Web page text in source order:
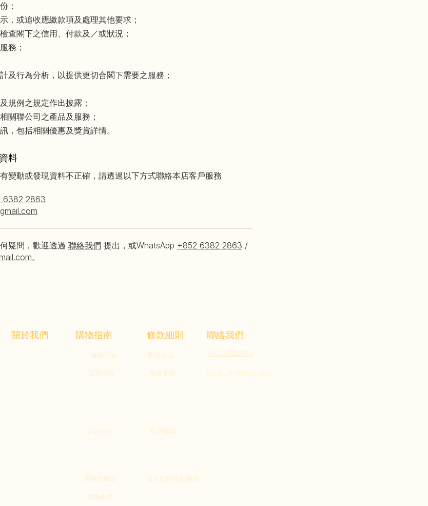
；
，或追收應繳款項及處理其他要求；
查閣下之信用、付款及／或狀況；
務；
及行為分析，以提供更切合閣下需要之服務；
規例之規定作出披露；
關聯公司之產品及服務；
，包括相關優惠及獎賞詳情。
料
變動或發現資料不正確，請透過以下方式聯絡本店客戶服務
6382 2863
疑問，歡迎透過 聯絡我們 提出，或WhatsApp +852 6382 2863 /
。
關於我們 購物指南 條款細則
購物須知
送貨須知 免責聲明
聯絡我們
+852 63822863
inmart.hk@gmail.com
付款方式 私隱條款
退換貨政策 個人資料收集聲明
成為會員